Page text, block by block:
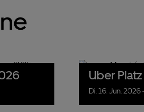
Uber
Di. 16. Jun. 2026